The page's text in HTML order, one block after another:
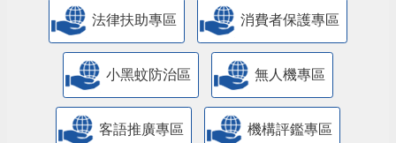
法律扶助專區 消費者保護專區
小黑蚊防治區 無人機專區
客語推廣專區 機構評鑑專區